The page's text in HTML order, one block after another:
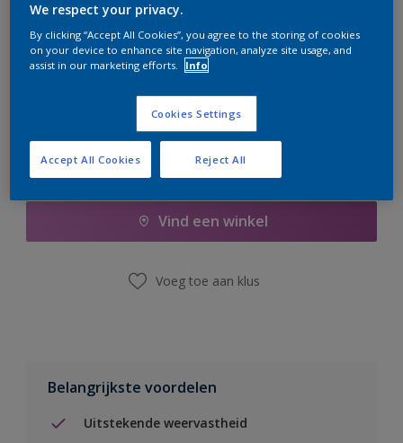
Op dit moment is het niet mogelijk dit product online
te bestellen. Houd de website in de gaten, we werken
er hard aan om de voorraad aan te vullen.
Boodschappenlijst
Vind een winkel
Voeg toe aan klus
Belangrijkste voordelen
Uitstekende weervastheid
We respect your privacy.
By clicking “Accept All Cookies”, you agree to the storing of cookies
on your device to enhance site navigation, analyze site usage, and
assist in our marketing efforts.
Info
Cookies Settings
Reject All
Accept All Cookies